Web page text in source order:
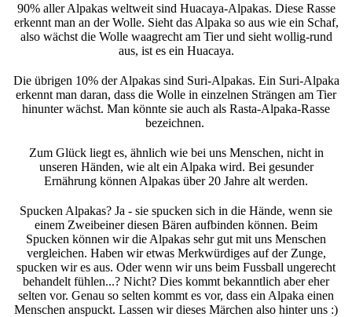
90% aller Alpakas weltweit sind Huacaya-Alpakas. Diese Rasse
erkennt man an der Wolle. Sieht das Alpaka so aus wie ein Schaf,
also wächst die Wolle waagrecht am Tier und sieht wollig-rund
aus, ist es ein Huacaya.
Die übrigen 10% der Alpakas sind Suri-Alpakas. Ein Suri-Alpaka
erkennt man daran, dass die Wolle in einzelnen Strängen am Tier
hinunter wächst. Man könnte sie auch als Rasta-Alpaka-Rasse
bezeichnen.
Zum Glück liegt es, ähnlich wie bei uns Menschen, nicht in
unseren Händen, wie alt ein Alpaka wird. Bei gesunder
Ernährung können Alpakas über 20 Jahre alt werden.
Spucken Alpakas? Ja - sie spucken sich in die Hände, wenn sie
einem Zweibeiner diesen Bären aufbinden können. Beim
Spucken können wir die Alpakas sehr gut mit uns Menschen
vergleichen. Haben wir etwas Merkwürdiges auf der Zunge,
spucken wir es aus. Oder wenn wir uns beim Fussball ungerecht
behandelt fühlen...? Nicht? Dies kommt bekanntlich aber eher
selten vor. Genau so selten kommt es vor, dass ein Alpaka einen
Menschen anspuckt. Lassen wir dieses Märchen also hinter uns :)